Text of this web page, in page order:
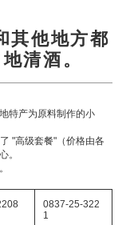
其他地方都
清酒。
特产为原料制作的小
"高级套餐"（价格由各
。
0837-25-322
1